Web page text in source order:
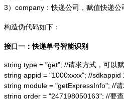
3）company：快递公司，赋值快递公
构造伪代码如下：
接口一：快递单号智能识别
string type = "get"; //请求方式，可以
string appid = "1000xxxx"; //
string module = "getExpressInfo"; //
string order = "247198050163"; //要